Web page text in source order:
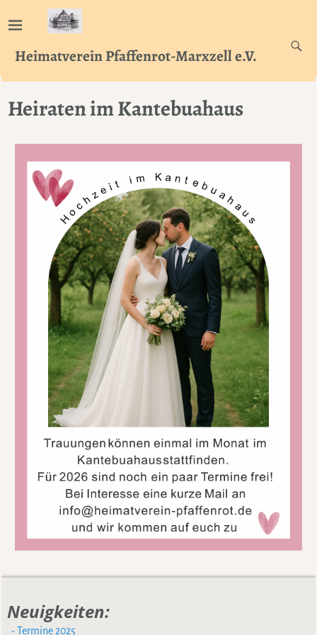
Heimatverein Pfaffenrot-Marxzell e.V.
Heiraten im Kantebuahaus
Neuigkeiten:
- Termine 2025